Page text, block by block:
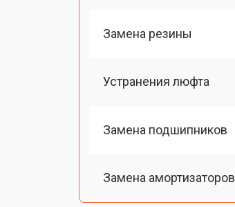
Замена резины
Устранения люфта
Замена подшипников
Замена амортизаторов